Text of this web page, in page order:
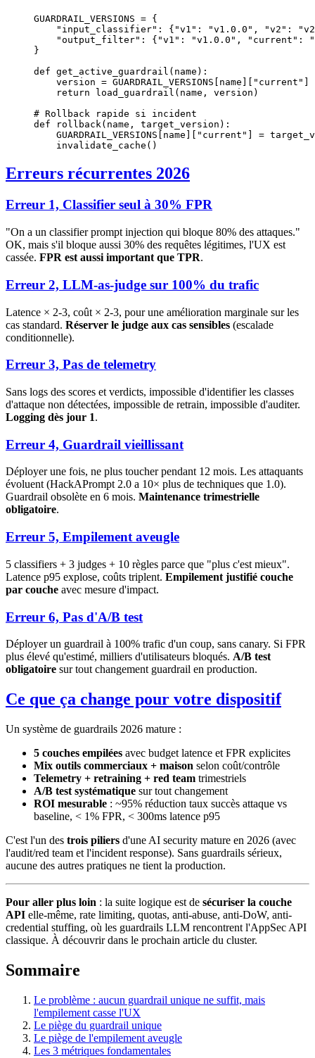
GUARDRAIL_VERSIONS = {
    "input_classifier"
: { "v1" : "v1.0.0" , "v2" :
    "output_filter"
: { "v1" : "v1.0.0" , "current" :
}
def get_active_guardrail (name):
    version
= GUARDRAIL_VERSIONS [name][ "current" ]
    return
load_guardrail(name, version)
# Rollback rapide si incident
def rollback (name, target_version):
    GUARDRAIL_VERSIONS
[name][ "current" ] =
    invalidate_cache()
Erreurs récurrentes 2026
Erreur 1, Classifier seul à 30% FPR
"On a un classifier prompt injection qui bloque 80% des attaques."
OK, mais s'il bloque aussi 30% des requêtes légitimes, l'UX est
cassée. FPR est aussi important que TPR.
Erreur 2, LLM-as-judge sur 100% du trafic
Latence × 2-3, coût × 2-3, pour une amélioration marginale sur les
cas standard. Réserver le judge aux cas sensibles (escalade
conditionnelle).
Erreur 3, Pas de telemetry
Sans logs des scores et verdicts, impossible d'identifier les classes
d'attaque non détectées, impossible de retrain, impossible d'auditer.
Logging dès jour 1.
Erreur 4, Guardrail vieillissant
Déployer une fois, ne plus toucher pendant 12 mois. Les attaquants
évoluent (HackAPrompt 2.0 a 10× plus de techniques que 1.0).
Guardrail obsolète en 6 mois. Maintenance trimestrielle
obligatoire.
Erreur 5, Empilement aveugle
5 classifiers + 3 judges + 10 règles parce que "plus c'est mieux".
Latence p95 explose, coûts triplent. Empilement justifié couche
par couche avec mesure d'impact.
Erreur 6, Pas d'A/B test
Déployer un guardrail à 100% trafic d'un coup, sans canary. Si FPR
plus élevé qu'estimé, milliers d'utilisateurs bloqués. A/B test
obligatoire sur tout changement guardrail en production.
Ce que ça change pour votre dispositif
Un système de guardrails 2026 mature :
5 couches empilées avec budget latence et FPR explicites
Mix outils commerciaux + maison selon coût/contrôle
Telemetry + retraining + red team trimestriels
A/B test systématique sur tout changement
ROI mesurable : ~95% réduction taux succès attaque vs
baseline, < 1% FPR, < 300ms latence p95
C'est l'un des trois piliers d'une AI security mature en 2026 (avec
l'audit/red team et l'incident response). Sans guardrails sérieux,
aucune des autres pratiques ne tient la production.
Pour aller plus loin : la suite logique est de sécuriser la couche
API elle-même, rate limiting, quotas, anti-abuse, anti-DoW, anti-
credential stuffing, où les guardrails LLM rencontrent l'AppSec API
classique. À découvrir dans le prochain article du cluster.
Sommaire
Le problème : aucun guardrail unique ne suffit, mais
l'empilement casse l'UX
Le piège du guardrail unique
Le piège de l'empilement aveugle
Les 3 métriques fondamentales